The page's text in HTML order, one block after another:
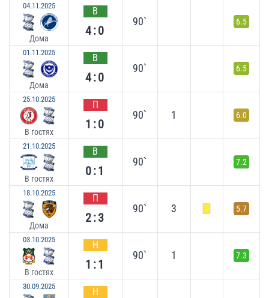
04.11.2025
Дома
В
4:0
90` 6.5
01.11.2025
Дома
В
4:0
90` 6.5
25.10.2025
В гостях
П
1:0
90` 1 6.0
21.10.2025
В гостях
В
0:1
90` 7.2
18.10.2025
Дома
П
2:3
90` 3 5.7
03.10.2025
В гостях
Н
1:1
90` 1 7.3
30.09.2025 Н